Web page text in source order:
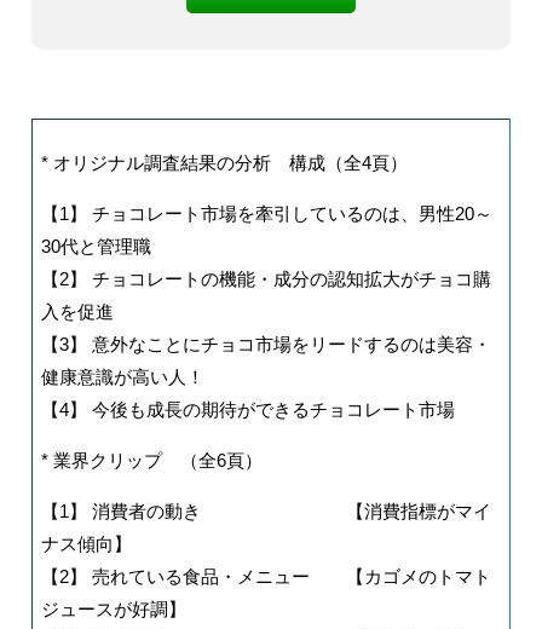
* オリジナル調査結果の分析 構成（全4頁）
【1】 チョコレート市場を牽引しているのは、男性20～
30代と管理職
【2】 チョコレートの機能・成分の認知拡大がチョコ購
入を促進
【3】 意外なことにチョコ市場をリードするのは美容・
健康意識が高い人！
【4】 今後も成長の期待ができるチョコレート市場
* 業界クリップ （全6頁）
【1】 消費者の動き 【消費指標がマイ
ナス傾向】
【2】 売れている食品・メニュー 【カゴメのトマト
ジュースが好調】